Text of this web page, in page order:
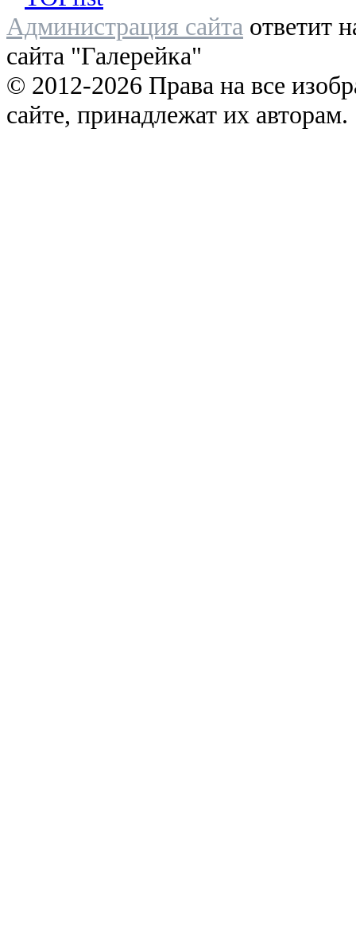
Администрация сайта ответит
сайта "Галерейка"
© 2012-2026 Права на все
сайте, принадлежат их авторам.